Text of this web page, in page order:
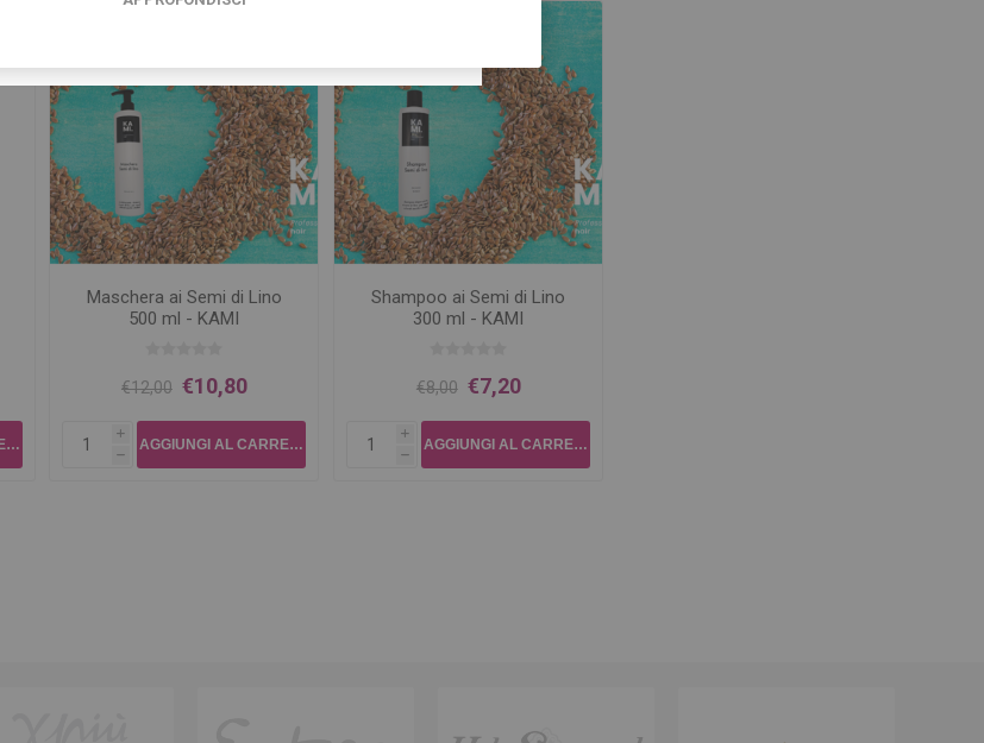
Maschera ai Semi di Lino
500 ml - KAMI
€12,00 €10,80
i
h
Shampoo ai Semi di Lino
300 ml - KAMI
€8,00 €7,20
i
h